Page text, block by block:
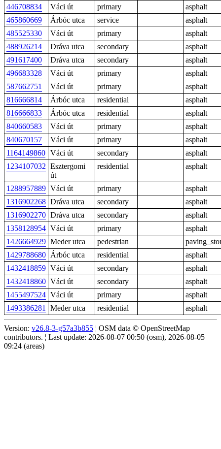
446708834 Váci út primary
asphalt
465860669
Árbóc utca service
asphalt
485525330
Váci út primary
asphalt
488926214
Dráva utca secondary
asphalt
491617400
Dráva utca secondary
asphalt
496683328
Váci út primary
asphalt
587662751
Váci út primary
asphalt
816666814
Árbóc utca residential
asphalt
816666833
Árbóc utca residential
asphalt
840660583
Váci út primary
asphalt
840670157
Váci út primary
asphalt
1164149860 Váci út secondary
asphalt
1234107032 Esztergomi
út
residential asphalt
1288957889 Váci út primary
asphalt
1316902268 Dráva utca secondary
asphalt
1316902270 Dráva utca secondary
asphalt
1358128954 Váci út primary
asphalt
1426664929 Meder utca pedestrian
1429788680 Árbóc utca residential
asphalt
1432418859 Váci út secondary
asphalt
1432418860 Váci út secondary
asphalt
1455497524 Váci út primary
asphalt
1493386281
Meder utca residential asphalt
Version: v26.8-3-g57a3b855 ¦ OSM data © OpenStreetMap
contributors. ¦ Last update: 2026-08-07 00:50 (osm), 2026-08-05
09:24 (areas)